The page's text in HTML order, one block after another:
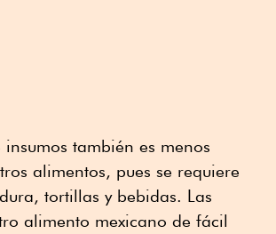
también es menos
alimentos, pues se requiere
tortillas y bebidas. Las
alimento mexicano de fácil